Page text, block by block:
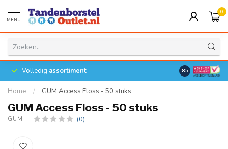
MENU
0
Volledig assortiment 8.5
Home / GUM Access Floss - 50 stuks
GUM Access Floss - 50 stuks
GUM (0)